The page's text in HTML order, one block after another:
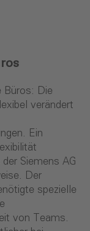
Büros: Die
verändert
Ein
Siemens AG
Der
spezielle
von Teams.